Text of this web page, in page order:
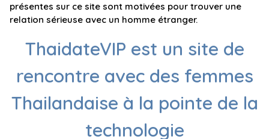
présentes sur ce site sont motivées pour trouver une
relation sérieuse avec un homme étranger.
ThaidateVIP est un site de
rencontre avec des femmes
Thailandaise à la pointe de la
technologie